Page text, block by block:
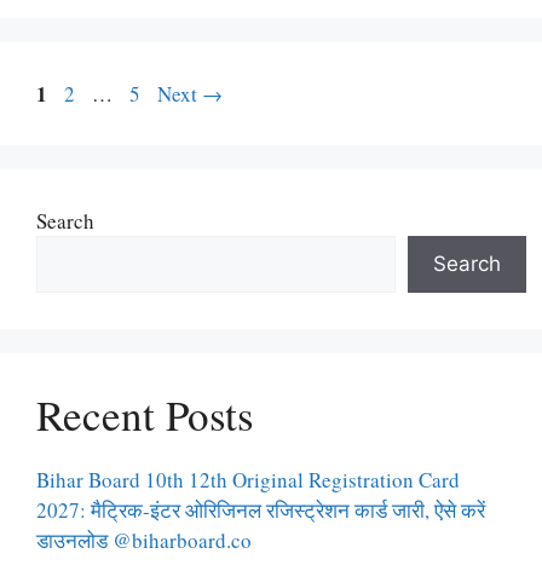
Page
1 Page
2 … Page
5 Next →
Search
Search
Recent Posts
Bihar Board 10th 12th Original Registration Card
2027: मैट्रिक-इंटर ओरिजिनल रजिस्ट्रेशन कार्ड जारी, ऐसे करें
डाउनलोड @biharboard.co